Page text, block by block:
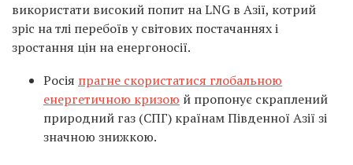
використати високий попит на LNG в Азії, котрий
зріс на тлі перебоїв у світових постачаннях і
зростання цін на енергоносії.
Росія прагне скористатися глобальною
енергетичною кризою й пропонує скраплений
природний газ (СПГ) країнам Південної Азії зі
значною знижкою.